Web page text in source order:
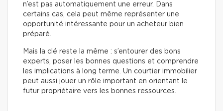
n’est pas automatiquement une erreur. Dans
certains cas, cela peut même représenter une
opportunité intéressante pour un acheteur bien
préparé.
Mais la clé reste la même : s’entourer des bons
experts, poser les bonnes questions et comprendre
les implications à long terme. Un courtier immobilier
peut aussi jouer un rôle important en orientant le
futur propriétaire vers les bonnes ressources.